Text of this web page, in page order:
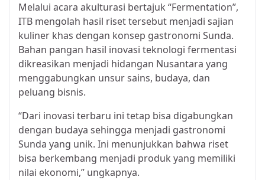
Melalui acara akulturasi bertajuk “Fermentation”,
ITB mengolah hasil riset tersebut menjadi sajian
kuliner khas dengan konsep gastronomi Sunda.
Bahan pangan hasil inovasi teknologi fermentasi
dikreasikan menjadi hidangan Nusantara yang
menggabungkan unsur sains, budaya, dan
peluang bisnis.
“Dari inovasi terbaru ini tetap bisa digabungkan
dengan budaya sehingga menjadi gastronomi
Sunda yang unik. Ini menunjukkan bahwa riset
bisa berkembang menjadi produk yang memiliki
nilai ekonomi,” ungkapnya.